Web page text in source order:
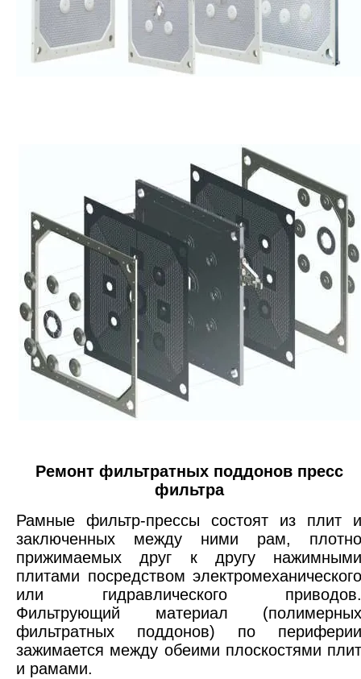
Ремонт фильтратных поддонов пресс
фильтра
Рамные фильтр-прессы состоят из плит и
заключенных между ними рам, плотно
прижимаемых друг к другу нажимными
плитами посредством электромеханического
или гидравлического приводов.
Фильтрующий материал (полимерных
фильтратных поддонов) по периферии
зажимается между обеими плоскостями плит
и рамами.